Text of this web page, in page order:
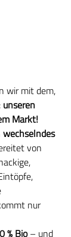
wir mit dem,
unseren
Markt!
wechselndes
von
nur
% Bio – und